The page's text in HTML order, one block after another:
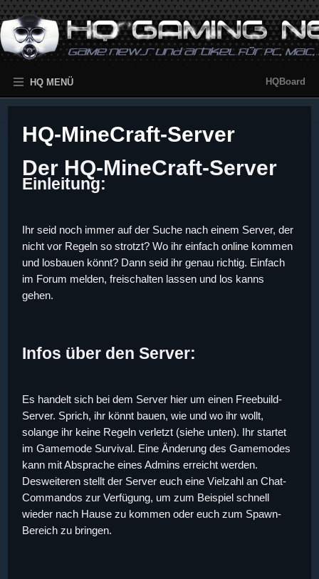
HQ MENÜ HQBoard
HQ-MineCraft-Server
Der HQ-MineCraft-Server
Einleitung:
Ihr seid noch immer auf der Suche nach einem Server, der
nicht vor Regeln so strotzt? Wo ihr einfach online kommen
und losbauen könnt? Dann seid ihr genau richtig. Einfach
im Forum melden, freischalten lassen und los kanns
gehen.
Infos über den Server:
Es handelt sich bei dem Server hier um einen Freebuild-
Server. Sprich, ihr könnt bauen, wie und wo ihr wollt,
solange ihr keine Regeln verletzt (siehe unten). Ihr startet
im Gamemode Survival. Eine Änderung des Gamemodes
kann mit Absprache eines Admins erreicht werden.
Desweiteren stellt der Server euch eine Vielzahl an Chat-
Commandos zur Verfügung, um zum Beispiel schnell
wieder nach Hause zu kommen oder euch zum Spawn-
Bereich zu bringen.